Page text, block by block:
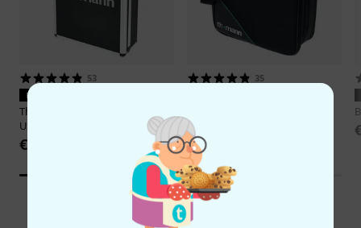
53
PASST GARANTIERT
Thomann
USB/1002 FX USB
€ 55
35
X1204 USB
€ 35